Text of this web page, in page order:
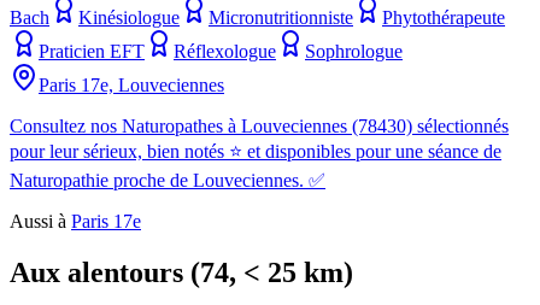
Bach
Kinésiologue Micronutritionniste
Phytothérapeute
Praticien EFT
Réflexologue
Sophrologue
Paris 17e, Louveciennes
Consultez nos Naturopathes à Louveciennes (78430) sélectionnés
pour leur sérieux, bien notés ⭐ et disponibles pour une séance de
Naturopathie proche de Louveciennes. ✅
Aussi à Paris 17e
Aux alentours (74, < 25 km)